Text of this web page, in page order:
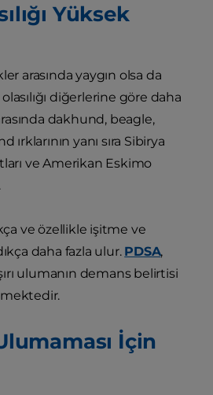
Yüksek
arasında yaygın olsa da
olasılığı diğerlerine göre daha
dakhund, beagle,
yanı sıra Sibirya
ve Amerikan Eskimo
ve özellikle işitme ve
daha fazla ulur. PDSA,
ulumanın demans belirtisi
İçin